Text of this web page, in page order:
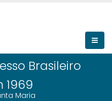
Brasileiro
1969
Maria